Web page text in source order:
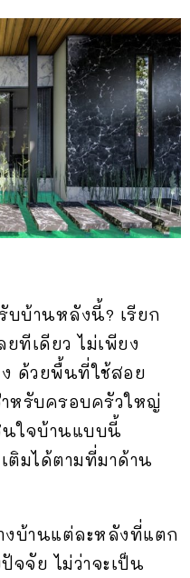
บบ้านหลังนี้? เรียก
ยทีเดียว ไม่เพียง
ด้วยพื้นที่ใช้สอย
ำหรับครอบครัวใหญ่
ใจบ้านแบบนี้
ติมได้ตามที่มาด้าน
งบ้านแต่ละหลังที่แตก
จัย ไม่ว่าจะเป็น